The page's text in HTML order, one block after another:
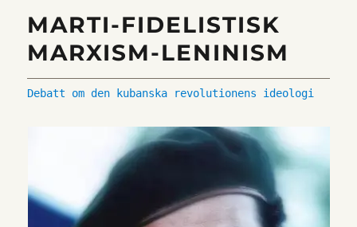
MARTI-FIDELISTISK
MARXISM-LENINISM
Debatt om den kubanska revolutionens ideologi